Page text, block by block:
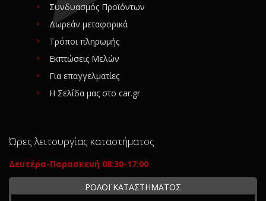
Συνδυασμός Προϊόντων
Δωρεάν μεταφορικά
Τρόποι πληρωμής
Εκπτώσεις Μελών
Για επαγγελματίες
Η Σελίδα μας στο car.gr
Ώρες λειτουργίας καταστήματος
Δευτέρα-Παρασκευή 08:30-17:00
ΡΟΛΟΪ ΚΑΤΑΣΤΗΜΑΤΟΣ